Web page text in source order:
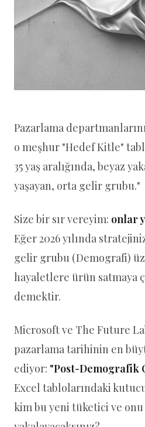
Pazarlama
o meşhur "Hedef Kitle"
35 yaş aralığında, beyaz
yaşayan, orta gelir grubu."
Size bir sır vereyim: onlar
Eğer 2026 yılında
gelir grubu (Demografi)
hayaletlere ürün satmaya
demektir.
Microsoft ve The Future
pazarlama tarihinin en
ediyor: "Post-Demografik
Excel tablolarındaki
kim bu yeni tüketici ve onu